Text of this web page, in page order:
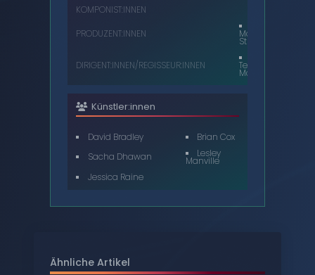
KOMPONIST:INNEN
PRODUZENT:INNEN Matt
Strevens
DIRIGENT:INNEN/REGISSEUR:INNEN Terry
McDonough
Künstler:innen
David Bradley
Brian Cox
Sacha Dhawan
Lesley
Manville
Jessica Raine
Ähnliche Artikel